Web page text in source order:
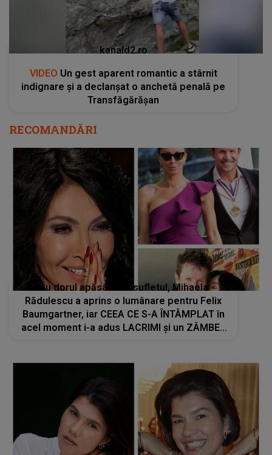
kanald2.ro
VIDEO Un gest aparent romantic a stârnit
indignare și a declanșat o anchetă penală pe
Transfăgărășan
RECOMANDĂRI
Cu dorul apăsându-i sufletul, Mihaela
Rădulescu a aprins o lumânare pentru Felix
Baumgartner, iar CEEA CE S-A ÎNTÂMPLAT în
acel moment i-a adus LACRIMI și un ZÂMBET